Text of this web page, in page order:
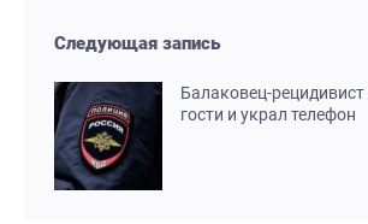
Следующая запись
Балаковец-
гости и украл телефон